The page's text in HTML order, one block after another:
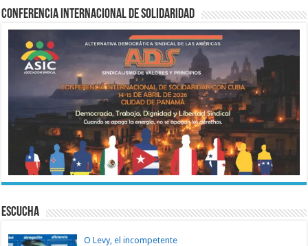
Conferencia Internacional de Solidaridad
ESCUCHA
O Levy, el incompetente